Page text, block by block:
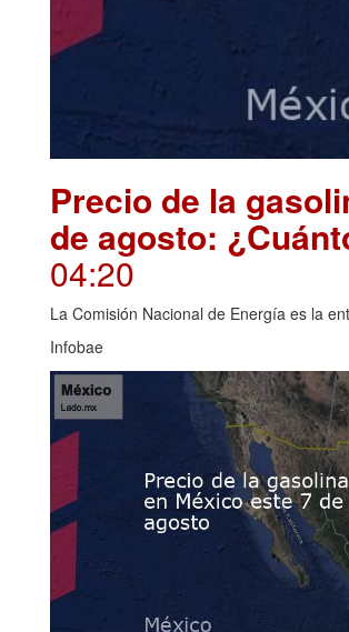
Precio de la
de agosto:
04:20
La Comisión Nacional de Energía es la
Infobae